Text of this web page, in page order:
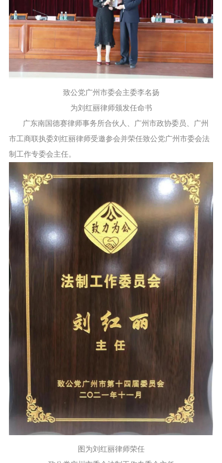
致公党广州市委会主委李名扬
为刘红丽律师颁发任命书
广东南国德赛律师事务所合伙人、广州市政协委员、广州
市工商联执委刘红丽律师受邀参会并荣任致公党广州市委会法
制工作专委会主任。
图为刘红丽律师荣任